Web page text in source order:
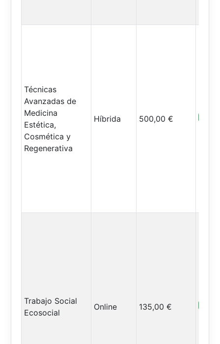
Técnicas
Avanzadas de
Medicina
Estética,
Cosmética y
Regenerativa
Híbrida 500,00 €
Trabajo Social
Ecosocial
Online 135,00 €